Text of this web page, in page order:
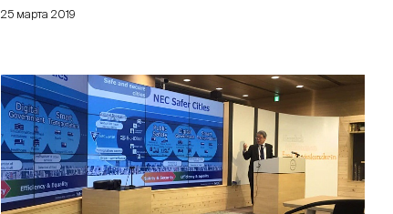
25 марта 2019